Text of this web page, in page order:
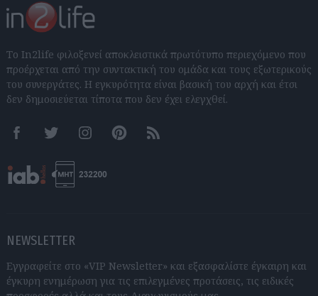
Το In2life φιλοξενεί αποκλειστικά πρωτότυπο περιεχόμενο που
προέρχεται από την συντακτική του ομάδα και τους εξωτερικούς
του συνεργάτες. Η εγκυρότητα είναι βασική του αρχή και έτσι
δεν δημοσιεύεται τίποτα που δεν έχει ελεγχθεί.
FacebookTwitter InstagramPinterestRSS feeds
NEWSLETTER
Εγγραφείτε στο «VIP Newsletter» και εξασφαλίστε έγκαιρη και
έγκυρη ενημέρωση για τις επιλεγμένες προτάσεις, τις ειδικές